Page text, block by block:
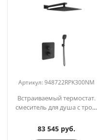
Артикул:948722RPK300NM
Встраиваемый термостат.
смеситель для душа с троп.
BLAUTHERM
948722RPK300NM черный
83 545 руб.